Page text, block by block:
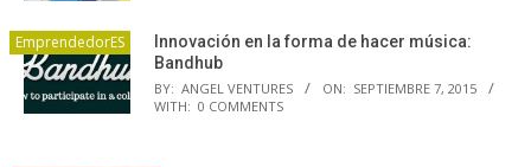
EmprendedorES
Innovación en la forma de hacer música:
Bandhub
BY: ANGEL VENTURES ON: SEPTIEMBRE 7, 2015
WITH: 0 COMMENTS